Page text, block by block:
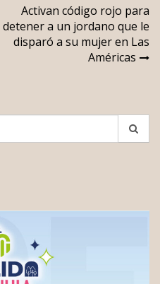
Activan código rojo para
detener a un jordano que le
disparó a su mujer en Las
Américas